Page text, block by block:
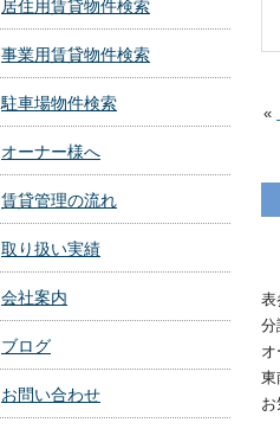
«
表
分
東
居住用賃貸物件検索
事業用賃貸物件検索
駐車場物件検索
オーナー様へ
賃貸管理の流れ
取り扱い実績
会社案内
ブログ
お問い合わせ